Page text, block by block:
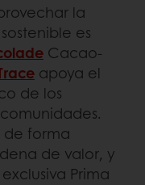
la
es
Cacao-
apoya el
de los
de forma
de valor, y
Prima